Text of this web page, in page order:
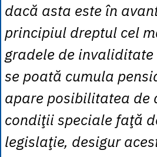
dacă asta este în
principiul dreptul cel
gradele de
se poată cumula
apare posibilitatea de
condiţii speciale faţă
legislaţie, desigur